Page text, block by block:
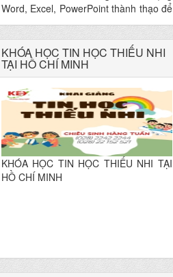
Word, Excel, PowerPoint thành thạo để
làm việc hiệu quả hơn.
KHÓA HỌC TIN HỌC THIẾU NHI
TẠI HỒ CHÍ MINH
KHÓA HỌC TIN HỌC THIẾU NHI TẠI
HỒ CHÍ MINH